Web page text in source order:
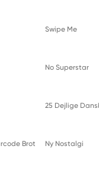
Swipe Me
No Superstar
25 Dejlige
BrothersNy Nostalgi